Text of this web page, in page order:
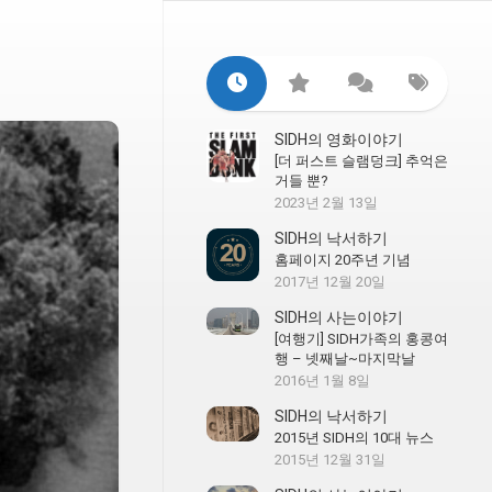
SIDH의 영화이야기
[더 퍼스트 슬램덩크] 추억은
거들 뿐?
2023년 2월 13일
SIDH의 낙서하기
홈페이지 20주년 기념
2017년 12월 20일
SIDH의 사는이야기
[여행기] SIDH가족의 홍콩여
행 – 넷째날~마지막날
2016년 1월 8일
SIDH의 낙서하기
2015년 SIDH의 10대 뉴스
2015년 12월 31일